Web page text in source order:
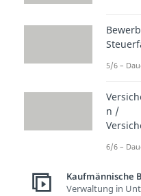
5/6 –
n /
6/6 –
Kaufmännische
Verwaltung in